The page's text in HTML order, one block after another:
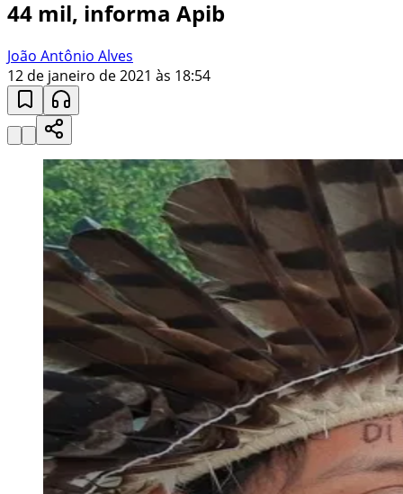
44 mil, informa Apib
João Antônio Alves
12 de janeiro de 2021 às 18:54